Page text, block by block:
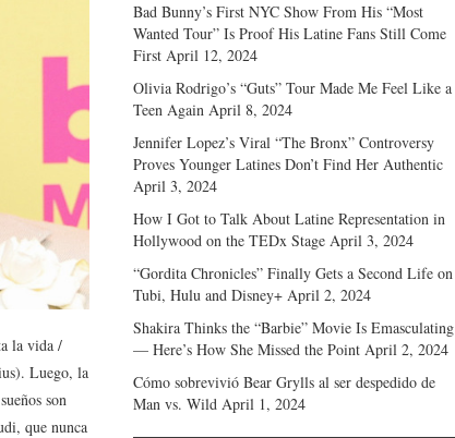
la vida /
Luego, la
son
que nunca
Bad Bunny’s First NYC Show From His “Most
Wanted Tour” Is Proof His Latine Fans Still Come
First April 12, 2024
Olivia Rodrigo’s “Guts” Tour Made Me Feel Like a
Teen Again April 8, 2024
Jennifer Lopez’s Viral “The Bronx” Controversy
Proves Younger Latines Don’t Find Her Authentic
April 3, 2024
How I Got to Talk About Latine Representation in
Hollywood on the TEDx Stage April 3, 2024
“Gordita Chronicles” Finally Gets a Second Life on
Tubi, Hulu and Disney+ April 2, 2024
Shakira Thinks the “Barbie” Movie Is Emasculating
— Here’s How She Missed the Point April 2, 2024
Cómo sobrevivió Bear Grylls al ser despedido de
Man vs. Wild April 1, 2024